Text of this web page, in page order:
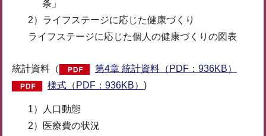
条」
2）ライフステージに応じた健康づくり
ライフステージに応じた個人の健康づくりの図表
統計資料（
第4章 統計資料（PDF：936KB）
様式（PDF：936KB） )
1）人口動態
2）医療費の状況